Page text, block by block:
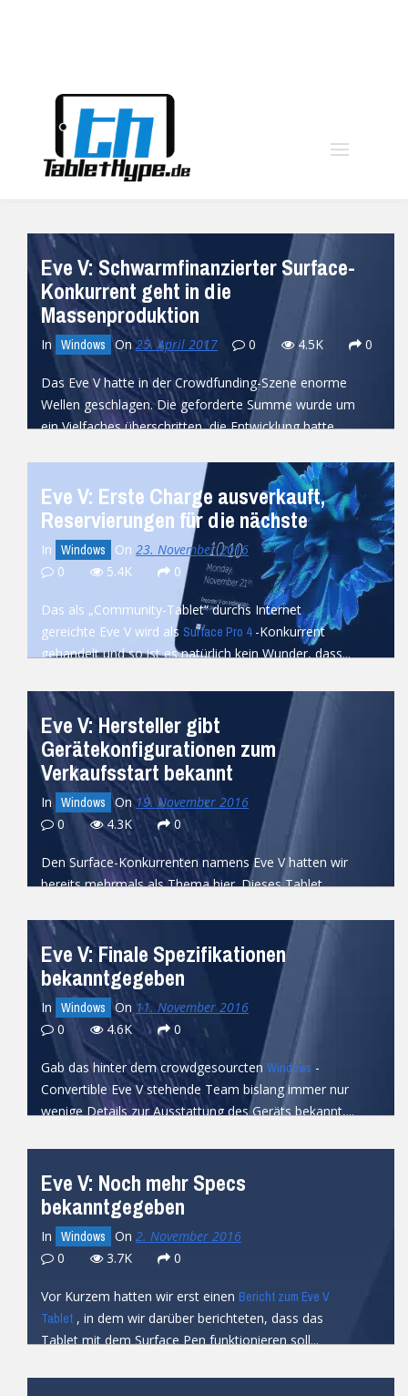
Eve V: Schwarmfinanzierter Surface-
Konkurrent geht in die
Massenproduktion
In Windows On25. April 2017 0 4.5K 0
Das Eve V hatte in der Crowdfunding-Szene enorme
Wellen geschlagen. Die geforderte Summe wurde um
ein Vielfaches überschritten, die Entwicklung hatte...
Eve V: Erste Charge ausverkauft,
Reservierungen für die nächste
In Windows On 23. November 2016
0
5.4K 0
Das als „Community-Tablet“ durchs Internet
gereichte Eve V wird als Surface Pro 4-Konkurrent
gehandelt und so ist es natürlich kein Wunder, dass...
Eve V: Hersteller gibt
Gerätekonfigurationen zum
Verkaufsstart bekannt
In Windows On19. November 2016
0
4.3K 0
Den Surface-Konkurrenten namens Eve V hatten wir
bereits mehrmals als Thema hier. Dieses Tablet,
READ MORE
Eve V: Finale Spezifikationen
bekanntgegeben
In Windows On 11. November 2016
0
4.6K 0
Gab das hinter dem crowdgesourcten Windows -
Convertible Eve V stehende Team bislang immer nur
wenige Details zur Ausstattung des Geräts bekannt,...
Eve V: Noch mehr Specs
bekanntgegeben
In Windows On 2. November 2016
0
3.7K 0
Vor Kurzem hatten wir erst einen Bericht zum Eve V
Tablet , in dem wir darüber berichteten, dass das
Tablet mit dem Surface Pen funktionieren soll...